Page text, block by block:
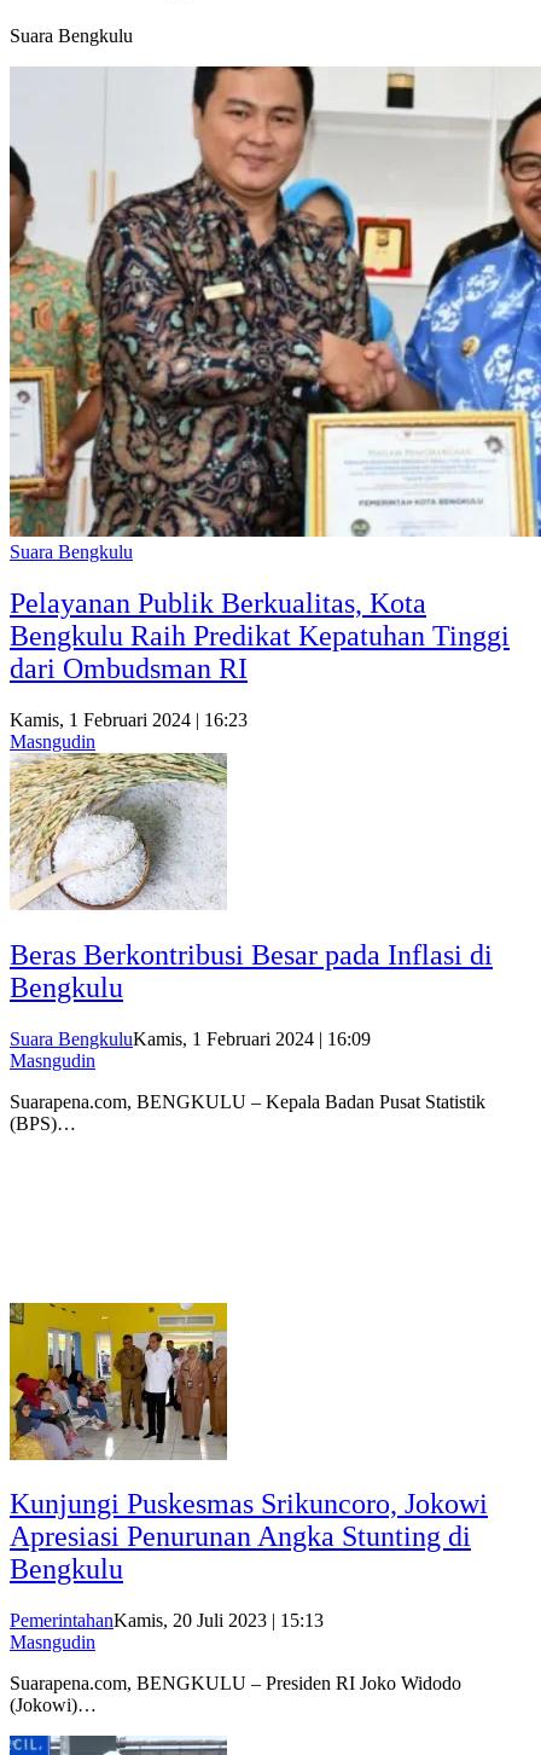
Suara Bengkulu
Suara Bengkulu
Pelayanan Publik Berkualitas, Kota
Bengkulu Raih Predikat Kepatuhan Tinggi
dari Ombudsman RI
Kamis, 1 Februari 2024 | 16:23
Masngudin
Beras Berkontribusi Besar pada Inflasi di
Bengkulu
Suara BengkuluKamis, 1 Februari 2024 | 16:09
Masngudin
Suarapena.com, BENGKULU – Kepala Badan Pusat Statistik
(BPS)…
Kunjungi Puskesmas Srikuncoro, Jokowi
Apresiasi Penurunan Angka Stunting di
Bengkulu
PemerintahanKamis, 20 Juli 2023 | 15:13
Masngudin
Suarapena.com, BENGKULU – Presiden RI Joko Widodo
(Jokowi)…